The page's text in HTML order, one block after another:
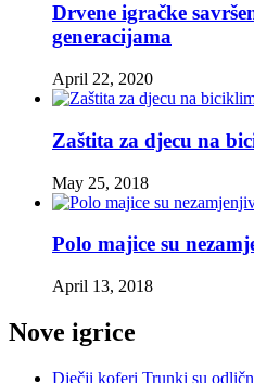
Drvene igračke
generacijama
April 22, 2020
Zaštita za djecu na
May 25, 2018
Polo majice su
April 13, 2018
Nove igrice
Dječji koferi Trunki su